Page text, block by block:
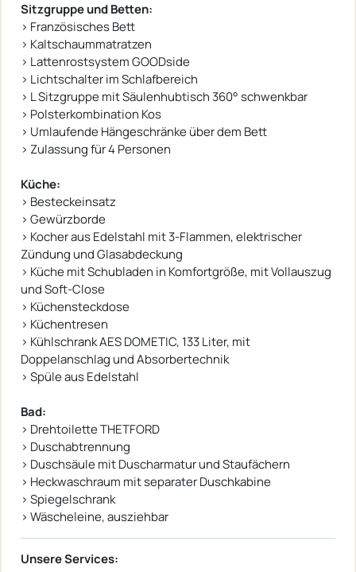
Sitzgruppe und Betten:
› Französisches Bett
› Kaltschaummatratzen
› Lattenrostsystem GOODside
› Lichtschalter im Schlafbereich
› L Sitzgruppe mit Säulenhubtisch 360° schwenkbar
› Polsterkombination Kos
› Umlaufende Hängeschränke über dem Bett
› Zulassung für 4 Personen
Küche:
› Besteckeinsatz
› Gewürzborde
› Kocher aus Edelstahl mit 3-Flammen, elektrischer
Zündung und Glasabdeckung
› Küche mit Schubladen in Komfortgröße, mit Vollauszug
und Soft-Close
› Küchensteckdose
› Küchentresen
› Kühlschrank AES DOMETIC, 133 Liter, mit
Doppelanschlag und Absorbertechnik
› Spüle aus Edelstahl
Bad:
› Drehtoilette THETFORD
› Duschabtrennung
› Duschsäule mit Duscharmatur und Staufächern
› Heckwaschraum mit separater Duschkabine
› Spiegelschrank
› Wäscheleine, ausziehbar
Unsere Services: